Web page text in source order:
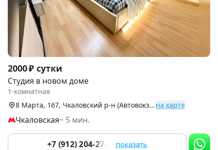
Item
1
of
9
2000 ₽ сутки
Студия в новом доме
1-комнатная
8 Марта, 167, Чкаловский р-н (Автовокзал) на карте
Чкаловская~ 5 мин.
+7 (912) 204-27-16 показать